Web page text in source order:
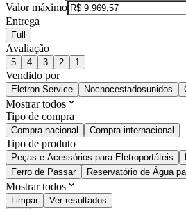
Valor máximo
Entrega
Full
Avaliação
5 4 3 2 1
Vendido por
Eletron Service Nocnocestadosunidos
Mostrar todos
Tipo de compra
Compra nacional Compra internacional
Tipo de produto
Peças e Acessórios para Eletroportáteis
Ferro de Passar
Reservatório de Água
Mostrar todos
Limpar
Ver resultados